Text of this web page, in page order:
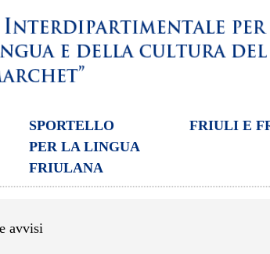
SPORTELLO
PER LA LINGUA
FRIULANA
FRIULI E
avvisi